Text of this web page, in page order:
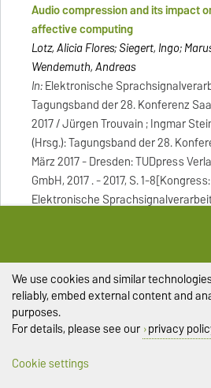
Audio compression and its impact
affective computing
Lotz, Alicia Flores; Siegert, Ingo;
Wendemuth, Andreas
In:Elektronische
Tagungsband der 28. Konferenz
2017 / Jürgen Trouvain ; Ingmar
(Hrsg.): Tagungsband der 28.
März 2017 - Dresden: TUDpress
GmbH, 2017 . - 2017, S. 1-
Elektronische
psychoacoustic modeling and
Siegert, Ingo; Lotz, Alicia Flores;
Andreas
In:Speech and Computer: 19th
SPECOM 2017, Hatfield, UK,
Proceedings - Cham: Springer,
2017, S. 445-455 - (Lecture Notes
We use cookies and similar
reliably, embed external content and
purposes.
For details, please see our privacy
Cookie settings